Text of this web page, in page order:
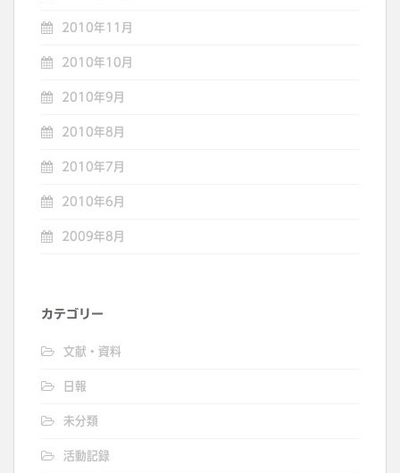
2010年11月
2010年10月
2010年9月
2010年8月
2010年7月
2010年6月
2009年8月
カテゴリー
文献・資料
日報
未分類
活動記録